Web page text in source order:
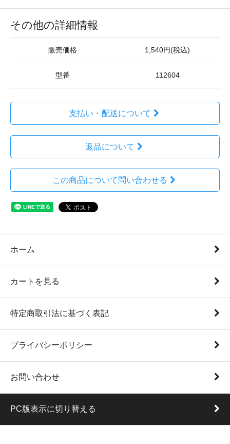
その他の詳細情報
販売価格 1,540円(税込)
型番 112604
支払い・配送について
返品について
この商品について問い合わせる
ホーム
カートを見る
特定商取引法に基づく表記
プライバシーポリシー
お問い合わせ
PC版表示に切り替える